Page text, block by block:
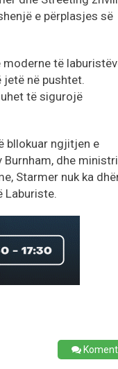
e përplasjes së
moderne të
në pushtet.
të sigurojë
bllokuar ngjitjen e
dhe ministri
Starmer nuk ka
Laburiste.